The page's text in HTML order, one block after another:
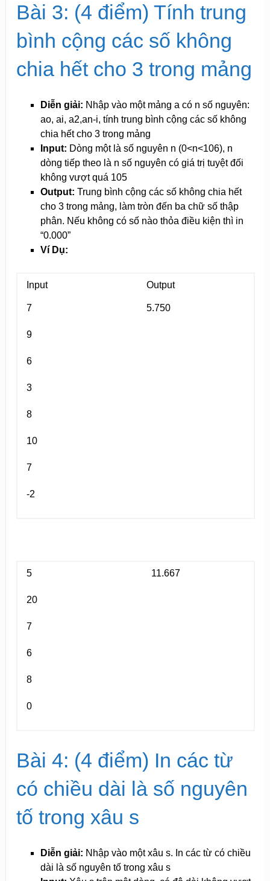
Bài 3: (4 điểm) Tính trung
bình cộng các số không
chia hết cho 3 trong mảng
Diễn giải: Nhập vào một mảng a có n số nguyên:
ao, ai, a2,an-i, tính trung bình cộng các số không
chia hết cho 3 trong mảng
Input: Dòng một là số nguyên n (0<n<106), n
dòng tiếp theo là n số nguyên có giá trị tuyệt đối
không vượt quá 105
Output: Trung bình cộng các số không chia hết
cho 3 trong mảng, làm tròn đến ba chữ số thập
phân. Nếu không có số nào thỏa điều kiện thì in
“0.000”
Ví Dụ:
Input Output
7
9
6
3
8
10
7
-2
5.750
5
20
7
6
8
0
11.667
Bài 4: (4 điểm) In các từ
có chiều dài là số nguyên
tố trong xâu s
Diễn giải: Nhập vào một xâu s. In các từ có chiều
dài là số nguyên tố trong xâu s